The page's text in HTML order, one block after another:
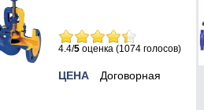
4.4/5 оценка (1074 голосов)
ЦЕНА Договорная